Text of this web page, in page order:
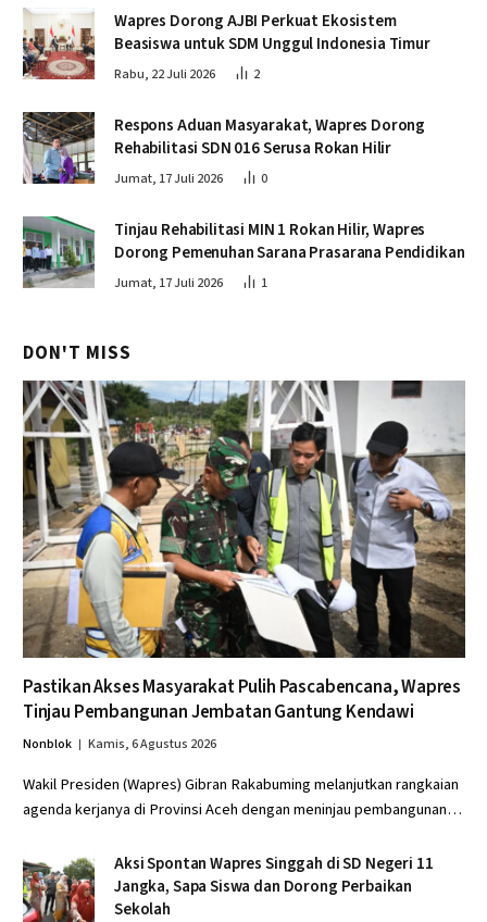
Wapres Dorong AJBI Perkuat Ekosistem
Beasiswa untuk SDM Unggul Indonesia Timur
Rabu, 22 Juli 2026 2
Respons Aduan Masyarakat, Wapres Dorong
Rehabilitasi SDN 016 Serusa Rokan Hilir
Jumat, 17 Juli 2026 0
Tinjau Rehabilitasi MIN 1 Rokan Hilir, Wapres
Dorong Pemenuhan Sarana Prasarana Pendidikan
Jumat, 17 Juli 2026 1
DON'T MISS
Pastikan Akses Masyarakat Pulih Pascabencana, Wapres
Tinjau Pembangunan Jembatan Gantung Kendawi
Nonblok Kamis, 6 Agustus 2026
Wakil Presiden (Wapres) Gibran Rakabuming melanjutkan rangkaian
agenda kerjanya di Provinsi Aceh dengan meninjau pembangunan…
Aksi Spontan Wapres Singgah di SD Negeri 11
Jangka, Sapa Siswa dan Dorong Perbaikan
Sekolah